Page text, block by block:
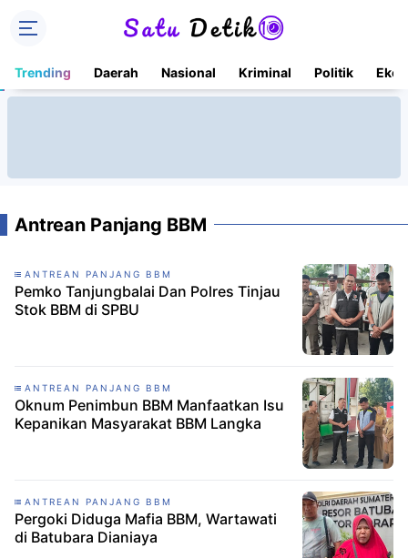
Trending Daerah Nasional Kriminal Politik
Antrean Panjang BBM
ANTREAN PANJANG BBM
Pemko Tanjungbalai Dan Polres Tinjau
Stok BBM di SPBU
ANTREAN PANJANG BBM
Oknum Penimbun BBM Manfaatkan Isu
Kepanikan Masyarakat BBM Langka
ANTREAN PANJANG BBM
Pergoki Diduga Mafia BBM, Wartawati
di Batubara Dianiaya